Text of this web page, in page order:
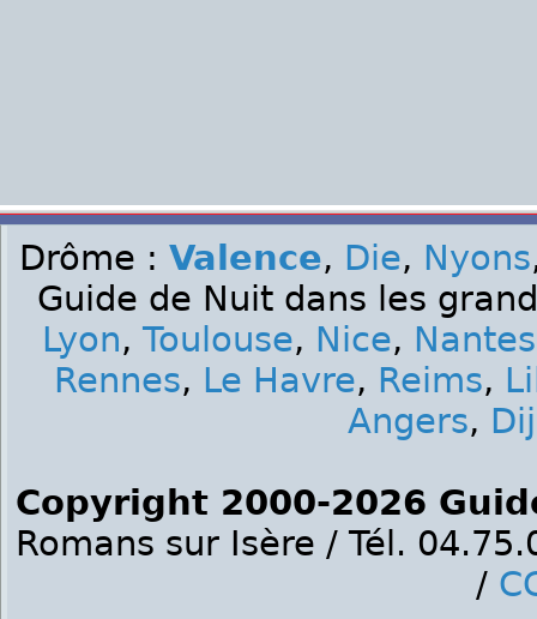
Drôme : Valence, Die, Nyons
Guide de Nuit dans les
Lyon, Toulouse, Nice, Nantes
Rennes, Le Havre, Reims,
Angers,
Copyright 2000-2026
Romans sur Isère / Tél.
/